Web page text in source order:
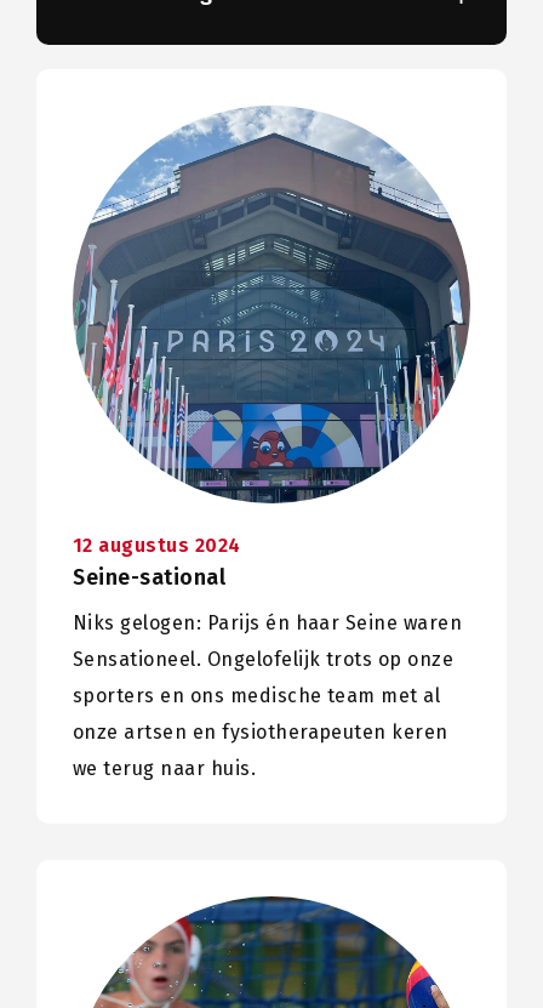
12 augustus 2024
Seine-sational
Niks gelogen: Parijs én haar Seine waren
Sensationeel. Ongelofelijk trots op onze
sporters en ons medische team met al
onze artsen en fysiotherapeuten keren
we terug naar huis.